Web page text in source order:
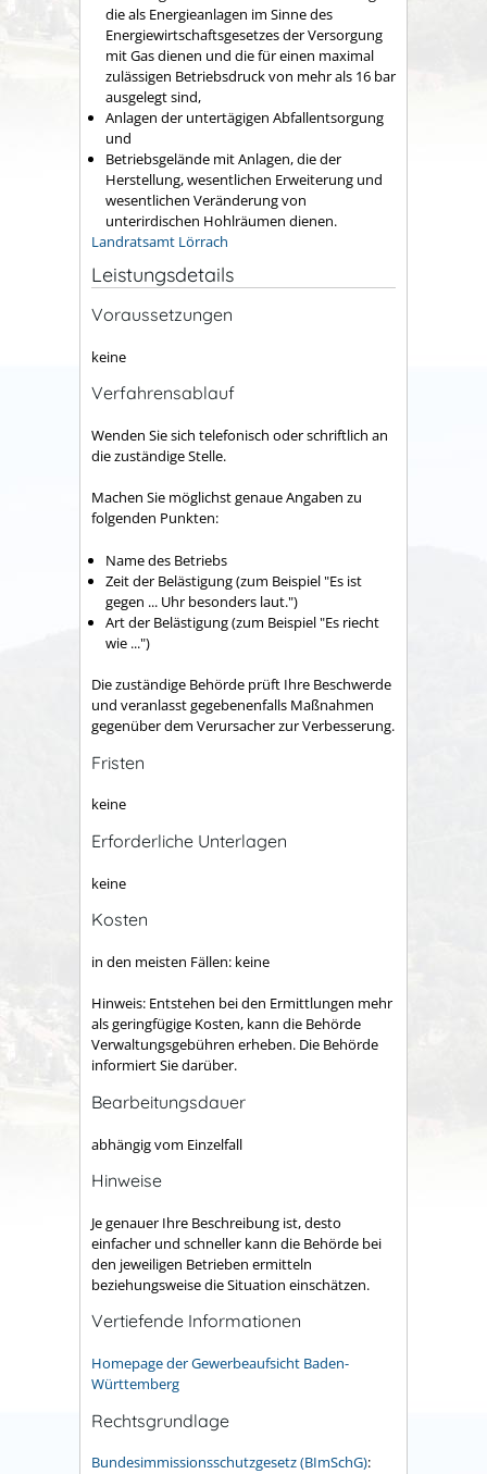
die als Energieanlagen im Sinne des
Energiewirtschaftsgesetzes der Versorgung
mit Gas dienen und die für einen maximal
zulässigen Betriebsdruck von mehr als 16 bar
ausgelegt sind,
Anlagen der untertägigen Abfallentsorgung
und
Betriebsgelände mit Anlagen, die der
Herstellung, wesentlichen Erweiterung und
wesentlichen Veränderung von
unterirdischen Hohlräumen dienen.
Landratsamt Lörrach
Leistungsdetails
Voraussetzungen
keine
Verfahrensablauf
Wenden Sie sich telefonisch oder schriftlich an
die zuständige Stelle.
Machen Sie möglichst genaue Angaben zu
folgenden Punkten:
Name des Betriebs
Zeit der Belästigung (zum Beispiel "Es ist
gegen ... Uhr besonders laut.")
Art der Belästigung (zum Beispiel "Es riecht
wie ...")
Die zuständige Behörde prüft Ihre Beschwerde
und veranlasst gegebenenfalls Maßnahmen
gegenüber dem Verursacher zur Verbesserung.
Fristen
keine
Erforderliche Unterlagen
keine
Kosten
in den meisten Fällen: keine
Hinweis: Entstehen bei den Ermittlungen mehr
als geringfügige Kosten, kann die Behörde
Verwaltungsgebühren erheben. Die Behörde
informiert Sie darüber.
Bearbeitungsdauer
abhängig vom Einzelfall
Hinweise
Je genauer Ihre Beschreibung ist, desto
einfacher und schneller kann die Behörde bei
den jeweiligen Betrieben ermitteln
beziehungsweise die Situation einschätzen.
Vertiefende Informationen
Homepage der Gewerbeaufsicht Baden-
Württemberg
Rechtsgrundlage
Bundesimmissionsschutzgesetz (BImSchG):